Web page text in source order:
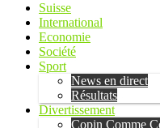
Suisse
International
Economie
Société
Sport
News en direct
Résultats
Divertissement
Copin Comme